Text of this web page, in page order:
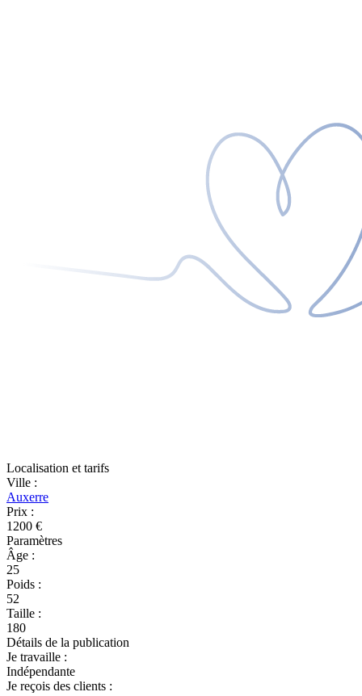
Localisation et tarifs
Ville :
Auxerre
Prix :
1200 €
Paramètres
Âge :
25
Poids :
52
Taille :
180
Détails de la publication
Je travaille :
Indépendante
Je reçois des clients :